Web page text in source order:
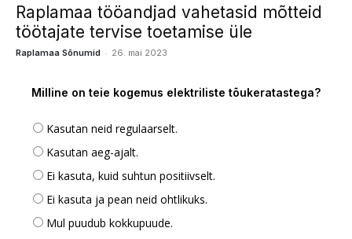
Raplamaa tööandjad vahetasid mõtteid
töötajate tervise toetamise üle
Raplamaa Sõnumid - 26. mai 2023
Milline on teie kogemus elektriliste tõukeratastega?
Kasutan neid regulaarselt.
Kasutan aeg-ajalt.
Ei kasuta, kuid suhtun positiivselt.
Ei kasuta ja pean neid ohtlikuks.
Mul puudub kokkupuude.